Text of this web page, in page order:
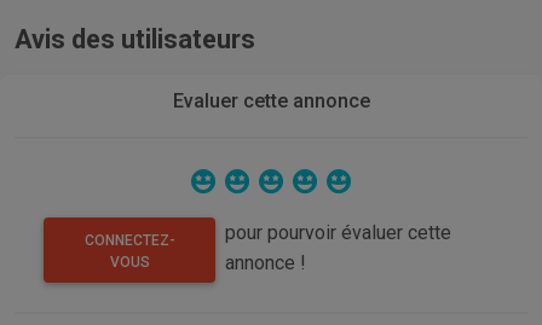
Avis des utilisateurs
Evaluer cette annonce
CONNECTEZ-
VOUS
pour pourvoir évaluer cette
annonce !